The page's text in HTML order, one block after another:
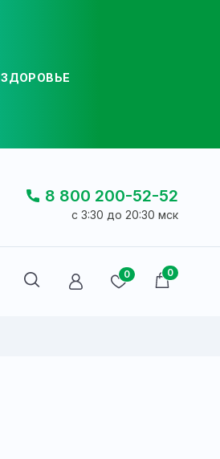
ЗДОРОВЬЕ
8 800 200-52-52
c 3:30 до 20:30 мск
0 0